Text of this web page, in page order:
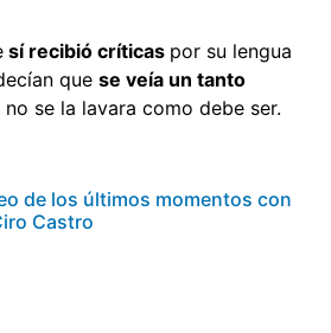
sí recibió críticas por su lengua
que se veía un tanto
se la lavara como debe ser.
de los últimos momentos con
Castro